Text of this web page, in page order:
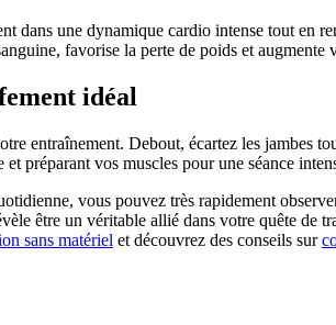
dans une dynamique cardio intense tout en
favorise la perte de poids et augmente
idéal
entraînement. Debout, écartez les jambes
préparant vos muscles pour une séance
vous pouvez très rapidement
être un véritable allié dans votre quête
sans matériel et découvrez des conseils sur